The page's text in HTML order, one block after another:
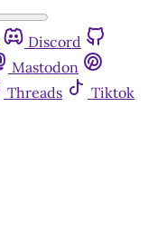
Discord
Mastodon
Threads
Tiktok